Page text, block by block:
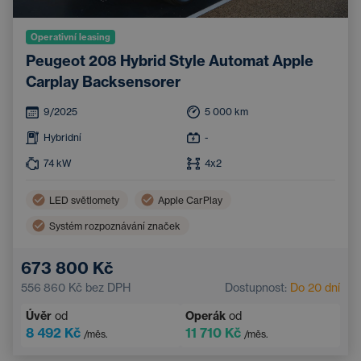
Operativní leasing
Peugeot 208 Hybrid Style Automat Apple
Carplay Backsensorer
9/2025 5 000 km
Hybridní -
74 kW 4x2
LED světlomety Apple CarPlay
Systém rozpoznávání značek
Bluetooth
673 800 Kč
556 860 Kč bez DPH Dostupnost: Do 20 dní
Úvěr od
8 492 Kč /měs.
Operák od
11 710 Kč /měs.